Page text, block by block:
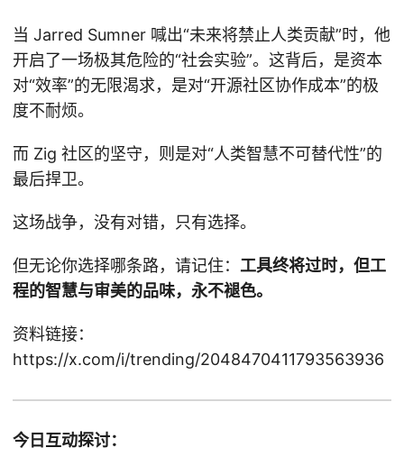
当 Jarred Sumner 喊出“未来将禁止人类贡献”时，他
开启了一场极其危险的“社会实验”。这背后，是资本
对“效率”的无限渴求，是对“开源社区协作成本”的极
度不耐烦。
而 Zig 社区的坚守，则是对“人类智慧不可替代性”的
最后捍卫。
这场战争，没有对错，只有选择。
但无论你选择哪条路，请记住： 工具终将过时，但工
程的智慧与审美的品味，永不褪色。
资料链接：
https://x.com/i/trending/2048470411793563936
今日互动探讨：